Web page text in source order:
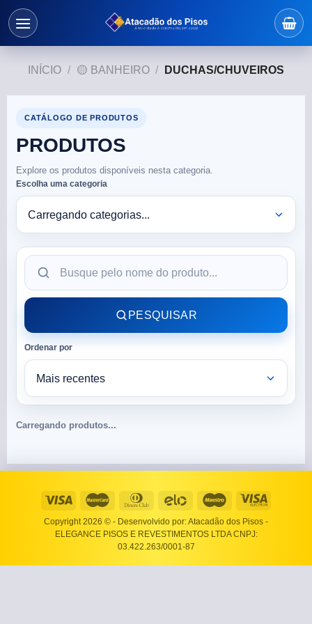
INÍCIO / 🟡 BANHEIRO / DUCHAS/CHUVEIROS
CATÁLOGO DE PRODUTOS
PRODUTOS
Explore os produtos disponíveis nesta categoria.
Escolha uma categoria
PESQUISAR
Ordenar por
Carregando produtos...
Copyright 2026 © - Desenvolvido por: Atacadão dos Pisos -
ELEGANCE PISOS E REVESTIMENTOS LTDA CNPJ:
03.422.263/0001-87